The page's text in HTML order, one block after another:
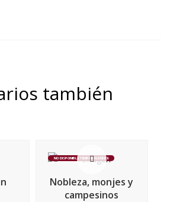
también
NO DISPONIBLE TEMPORALMENTE
Nobleza, monjes y
campesinos